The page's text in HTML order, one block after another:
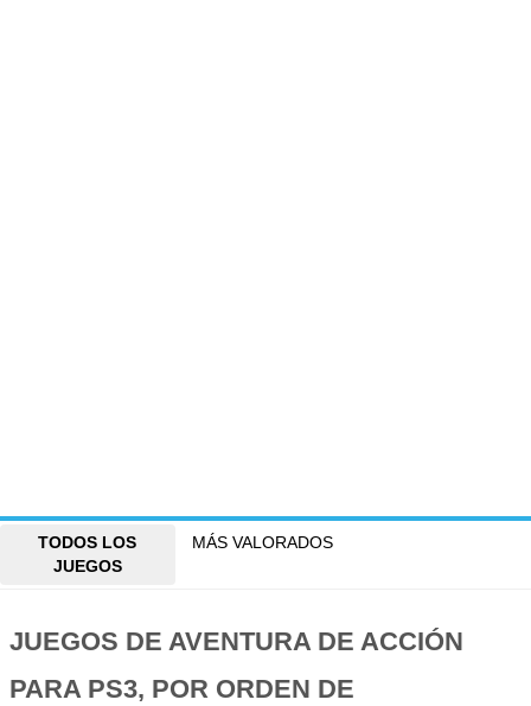
TODOS LOS
JUEGOS
MÁS VALORADOS
JUEGOS DE AVENTURA DE ACCIÓN
PARA PS3, POR ORDEN DE